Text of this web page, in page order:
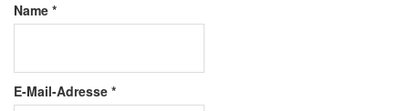
Name *
E-Mail-Adresse *